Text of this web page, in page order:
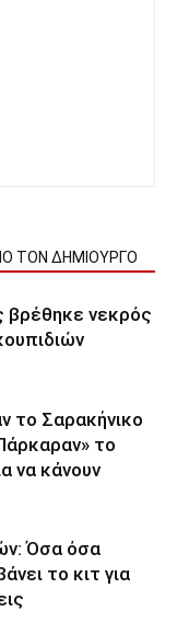
ΤΟΝ ΔΗΜΙΟΥΡΓΟ
βρέθηκε νεκρός
το Σαρακήνικο
το
να κάνουν
Όσα όσα
το κιτ για